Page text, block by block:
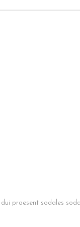
praesent sodales